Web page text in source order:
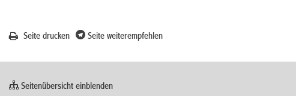
Seite drucken Seite weiterempfehlen
Seitenübersicht einblenden